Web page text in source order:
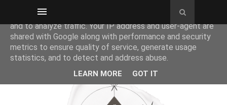
This site uses cookies from Google to deliver its services
and to analyze traffic. Your IP address and user-agent are
shared with Google along with performance and security
metrics to ensure quality of service, generate usage
statistics, and to detect and address abuse.
LEARN MORE GOT IT